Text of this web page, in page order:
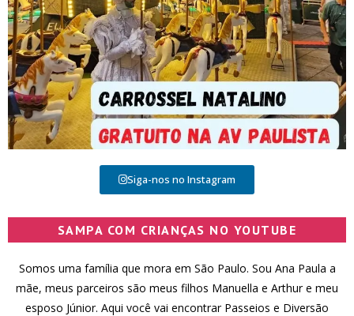
Siga-nos no Instagram
SAMPA COM CRIANÇAS NO YOUTUBE
Somos uma família que mora em São Paulo. Sou Ana Paula a
mãe, meus parceiros são meus filhos Manuella e Arthur e meu
esposo Júnior. Aqui você vai encontrar Passeios e Diversão